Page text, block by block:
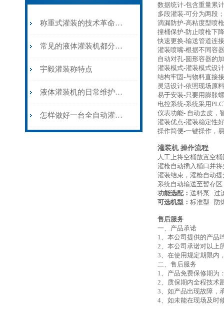
称重式灌装的技术革命——灌装称在大容量物料计量中的精准应用
常见的液体灌装机都分为哪几类？
宇毅灌装称特点
液体灌装机的日常维护和保养
怎样做好一台全自动灌装机？
数据统计-包含重量累
多段灌装-可分为两段；
滴漏防护-高粘度型喷
撞桶保护-防止喷枪下
快速更换-输送管道连
灌装喷嘴-根据不同容
自动对孔-圆形容器的
灌装模式-灌装模式设
结构牢固-与物料直接
灵活设计-依照现场原
易于安装-只要用膨胀
电控系统-系统采用
仪表功能- 自动去皮，
灌装优点-灌装稳定性
操作简便-一键操作，
灌装机 操作流程
人工上将空桶放置空
灌枪自动插入桶口并
灌装结束，灌枪自动
系统自动输送至暂存
功能选配： 送料泵 过
可选机型： 标准型 防
售后服务
一、产品承诺
1、本公司提供的产品
2、本公司承诺对以上
3、在使用规定期限内
二、售后服务
1、产品免费保修期为
2、质保期内全程技术
3、如产品出现故障，
4、如未能在现场及时